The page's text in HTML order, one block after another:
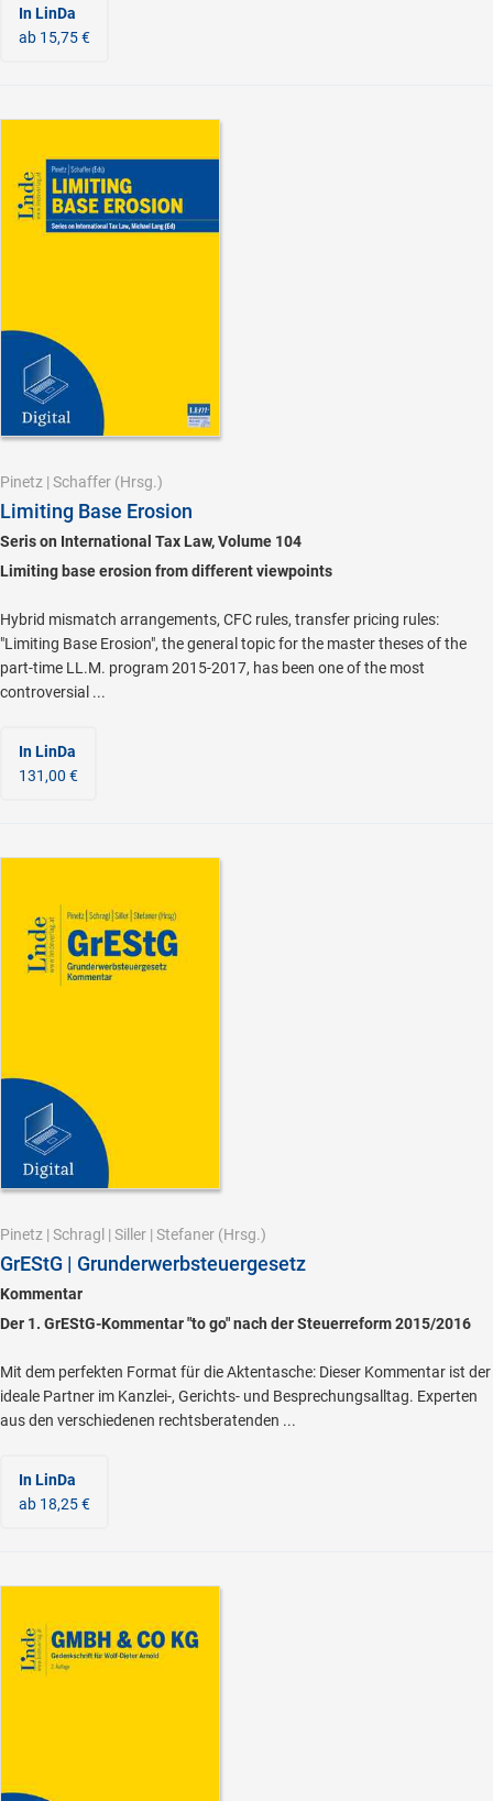
In LinDa
ab 15,75 €
Pinetz | Schaffer (Hrsg.)
Limiting Base Erosion
Seris on International Tax Law, Volume 104
Limiting base erosion from different viewpoints
Hybrid mismatch arrangements, CFC rules, transfer pricing rules:
"Limiting Base Erosion", the general topic for the master theses of the
part-time LL.M. program 2015-2017, has been one of the most
controversial ...
In LinDa
131,00 €
Pinetz | Schragl | Siller | Stefaner (Hrsg.)
GrEStG | Grunderwerbsteuergesetz
Kommentar
Der 1. GrEStG-Kommentar "to go" nach der Steuerreform 2015/2016
Mit dem perfekten Format für die Aktentasche: Dieser Kommentar ist der
ideale Partner im Kanzlei-, Gerichts- und Besprechungsalltag. Experten
aus den verschiedenen rechtsberatenden ...
In LinDa
ab 18,25 €